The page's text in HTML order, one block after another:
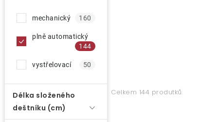
mechanický 160
plně automatický
144
vystřelovací 50
Délka složeného
deštníku (cm)
Celkem 144 produtků